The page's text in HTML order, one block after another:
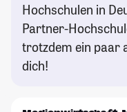
Hochschulen in
Partner-
trotzdem ein paar
dich!